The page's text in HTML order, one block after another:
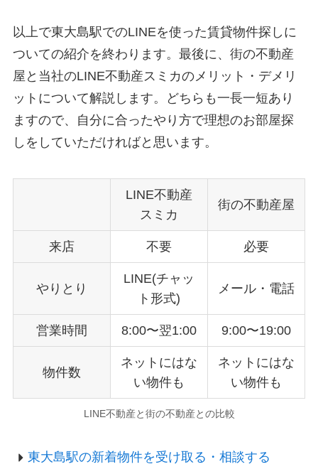
以上で東大島駅でのLINEを使った賃貸物件探しに
ついての紹介を終わります。最後に、街の不動産
屋と当社のLINE不動産スミカのメリット・デメリ
ットについて解説します。どちらも一長一短あり
ますので、自分に合ったやり方で理想のお部屋探
しをしていただければと思います。
LINE不動産
スミカ
街の不動産屋
来店 不要 必要
やりとり
LINE(チャッ
ト形式)
メール・電話
営業時間 8:00〜翌1:00 9:00〜19:00
物件数
ネットにはな
い物件も
ネットにはな
い物件も
LINE不動産と街の不動産との比較
東大島駅の新着物件を受け取る・相談する